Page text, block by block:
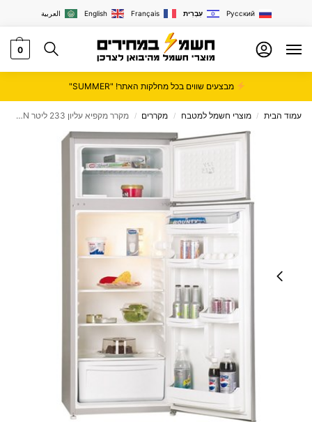
العربية English Français עִבְרִית Русский
0
מבצעים שווים בכל מחלקות האתר! "SUMMER"
עמוד הבית / מוצרי חשמל למטבח / מקררים / מקרר ‏מקפיא עליון 233 ‏ליטר CROWN דגם CR2601W